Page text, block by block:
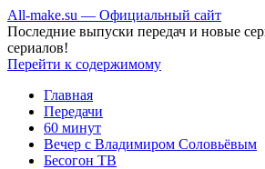
All-make.su — Официальный сайт
Последние выпуски передач и новые
сериалов!
Перейти к содержимому
Главная
Передачи
60 минут
Вечер с Владимиром Соловьёвым
Бесогон ТВ